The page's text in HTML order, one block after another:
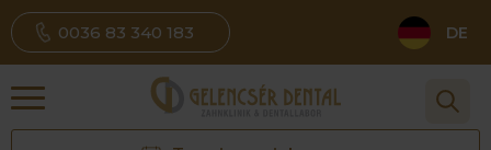
0036 83 340 183 DE